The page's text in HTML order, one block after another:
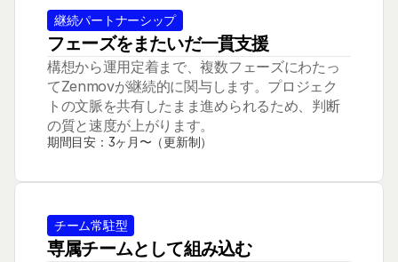
継続パートナーシップ
フェーズをまたいだ一貫支援
構想から運用定着まで、複数フェーズにわたっ
てZenmovが継続的に関与します。プロジェク
トの文脈を共有したまま進められるため、判断
の質と速度が上がります。
期間目安：3ヶ月〜（更新制）
チーム常駐型
専属チームとして組み込む